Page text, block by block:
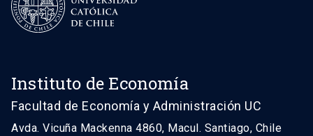
Instituto de Economía
Facultad de Economía y Administración UC
Avda. Vicuña Mackenna 4860, Macul. Santiago, Chile